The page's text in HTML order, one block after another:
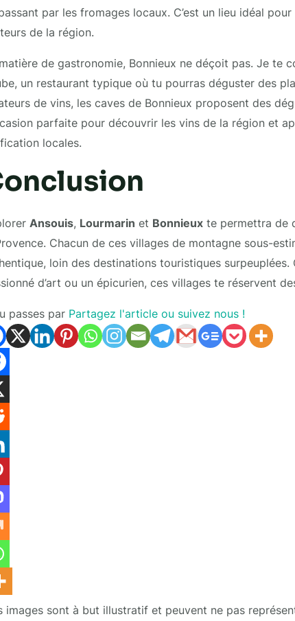
par les fromages locaux. C’est un lieu idéal
de la région.
de gastronomie, Bonnieux ne déçoit pas. Je te
un restaurant typique où tu pourras déguster des
de vins, les caves de Bonnieux proposent des
parfaite pour découvrir les vins de la région et
locales.
Ansouis, Lourmarin et Bonnieuxte permettra de
Chacun de ces villages de montagne sous-
loin des destinations touristiques surpeuplées.
d’art ou un épicurien, ces villages te réservent
passes par Partagez l'article ou suivez nous !
images sont à but illustratif et peuvent ne pas